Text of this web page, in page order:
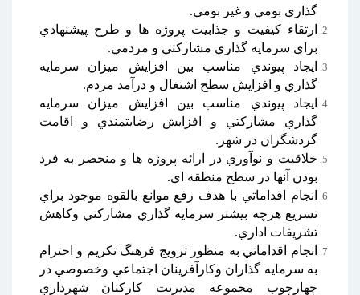
گذاري بومي و غير بومي.
ارتقاء كيفيت و جذابيت پروژه ها و طرح پيشنهادي
براي سرمايه گذاري مشاركتي و مردمي.
ايجاد پيوندي مناسب بين افزايش ميزان سرمايه
گذاري و افزايش سطح اشتغال و درآمد مردم.
ايجاد پيوندي مناسب بين افزايش ميزان سرمايه
گذاري مشاركتي و افزايش رضايتمندي و اقامت
گردشگران در شهر.
خلاقيت و نوآوري در ارائه پروژه ها و منحصر به فرد
بودن آنها در سطح منطقه اي.
انجام اقداماتي با هدف رفع موانع بالقوه موجود براي
تسريع هرچه بيشتر سرمايه گذاري مشاركتي وكاهش
تشریفات اداري.
انجام اقداماتي به منظور ترويج فرهنگ تكريم و احترام
به سرمايه گذاران وكارآفرينان اجتماعي وخصوصي در
چهارچوب مجموعه مديريت كاركنان شهرداري